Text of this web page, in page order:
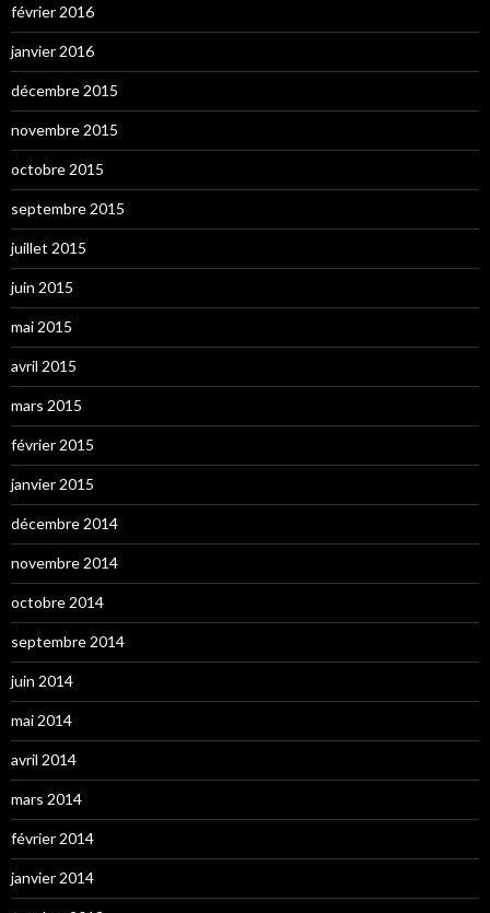
février 2016
janvier 2016
décembre 2015
novembre 2015
octobre 2015
septembre 2015
juillet 2015
juin 2015
mai 2015
avril 2015
mars 2015
février 2015
janvier 2015
décembre 2014
novembre 2014
octobre 2014
septembre 2014
juin 2014
mai 2014
avril 2014
mars 2014
février 2014
janvier 2014